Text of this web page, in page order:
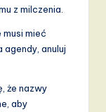
z milczenia.
musi mieć
agendy, anuluj
że nazwy
aby